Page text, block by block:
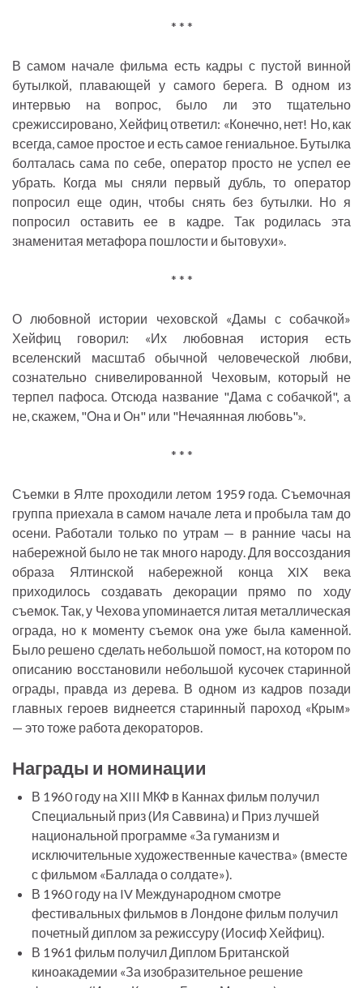
* * *
В самом начале фильма есть кадры с пустой винной
бутылкой, плавающей у самого берега. В одном из
интервью на вопрос, было ли это тщательно
срежиссировано, Хейфиц ответил: «Конечно, нет! Но, как
всегда, самое простое и есть самое гениальное. Бутылка
болталась сама по себе, оператор просто не успел ее
убрать. Когда мы сняли первый дубль, то оператор
попросил еще один, чтобы снять без бутылки. Но я
попросил оставить ее в кадре. Так родилась эта
знаменитая метафора пошлости и бытовухи».
* * *
О любовной истории чеховской «Дамы с собачкой»
Хейфиц говорил: «Их любовная история есть
вселенский масштаб обычной человеческой любви,
сознательно снивелированной Чеховым, который не
терпел пафоса. Отсюда название "Дама с собачкой", а
не, скажем, "Она и Он" или "Нечаянная любовь"».
* * *
Съемки в Ялте проходили летом 1959 года. Съемочная
группа приехала в самом начале лета и пробыла там до
осени. Работали только по утрам — в ранние часы на
набережной было не так много народу. Для воссоздания
образа Ялтинской набережной конца XIX века
приходилось создавать декорации прямо по ходу
съемок. Так, у Чехова упоминается литая металлическая
ограда, но к моменту съемок она уже была каменной.
Было решено сделать небольшой помост, на котором по
описанию восстановили небольшой кусочек старинной
ограды, правда из дерева. В одном из кадров позади
главных героев виднеется старинный пароход «Крым»
— это тоже работа декораторов.
Награды и номинации
В 1960 году на XIII МКФ в Каннах фильм получил
Специальный приз (Ия Саввина) и Приз лучшей
национальной программе «За гуманизм и
исключительные художественные качества» (вместе
с фильмом «Баллада о солдате»).
В 1960 году на IV Международном смотре
фестивальных фильмов в Лондоне фильм получил
почетный диплом за режиссуру (Иосиф Хейфиц).
В 1961 фильм получил Диплом Британской
киноакадемии «За изобразительное решение